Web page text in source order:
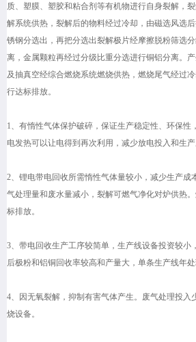
质、塑膜、塑胶和粘合剂等有机物进行自身裂解，
解系统供热，裂解后的物料经过冷却，由磁选风选
锈钢分选出，再把分选出裂解极片经摩擦脱粉筛选
离，金属颗粒再经过分级比重分选进行铜铝分离。
及抽真空经综合燃烧系统燃烧供热，燃烧尾气经过
行达标排放。
1、有惰性气体保护破碎，保证生产稳定性、环保性
电发热可以让电得到再次利用，减少放电投入和生产
2、锂电带电回收所需惰性气体量较小，减少生产成
气处理量和废水量减小，裂解可燃气净化对炉供热
标排放。
3、带电回收生产工序较简单，生产线设备投资较小
后极粉和铝铜回收率较高和产量大，单条生产线年
4、因无氧裂解，抑制有害气体产生。废气处理投入
烧设备。